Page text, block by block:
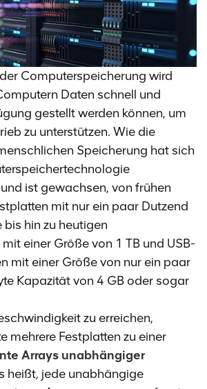
Computerspeicherung wird
Daten schnell und
gestellt werden können, um
zu unterstützen. Wie die
Speicherung hat sich
ist gewachsen, von frühen
mit nur ein paar Dutzend
hin zu heutigen
einer Größe von 1 TB und USB-
mit einer Größe von nur ein paar
Kapazität von 4 GB oder sogar
zu erreichen,
mehrere Festplatten zu einer
Arrays unabhängiger
heißt, jede unabhängige